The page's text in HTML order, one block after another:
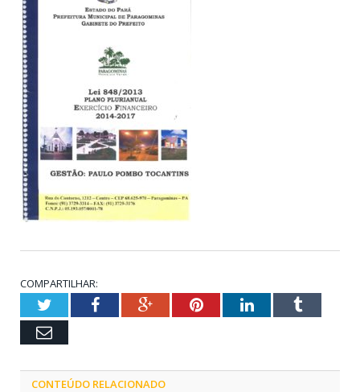
COMPARTILHAR:
TwitterFacebookGoogle+PinterestLinkedInTumblr
Email
CONTEÚDO RELACIONADO